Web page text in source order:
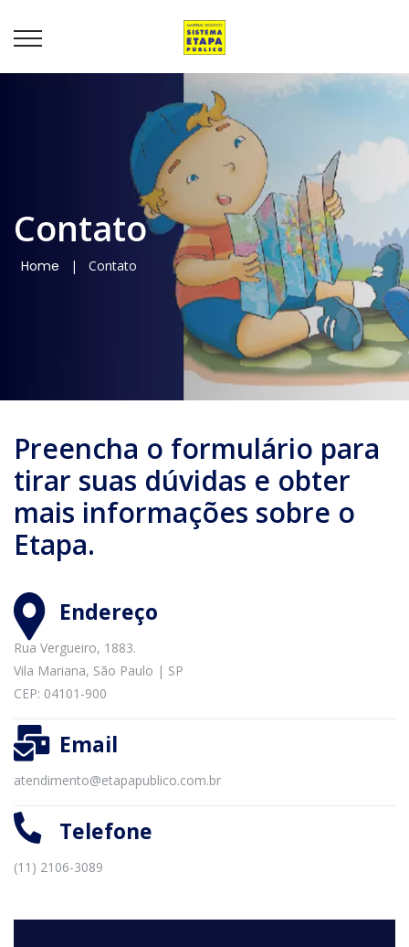
Contato
Home | Contato
Preencha o formulário para
tirar suas dúvidas e obter
mais informações sobre o
Etapa.
Endereço
Rua Vergueiro, 1883.
Vila Mariana, São Paulo | SP
CEP: 04101-900
Email
atendimento@etapapublico.com.br
Telefone
(11) 2106-3089